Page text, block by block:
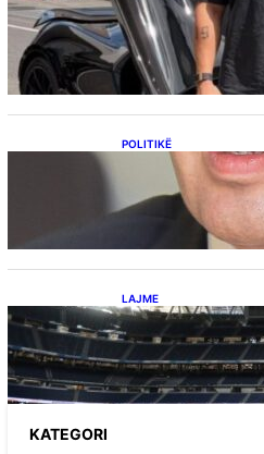
Ish-banori i Big
Kuqi ua mbyll
dëshmi për
POLITIKË
Përplasja VV-
Kërçeli i
aleancën me
LAJME
Ish-mesfushori i
problemeve me
e ardhshme
KATEGORI